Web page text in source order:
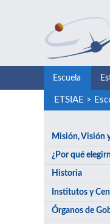
Escuela
ETSIAE >
Misión, Visión
¿Por qué
Historia
Institutos y
Órganos de